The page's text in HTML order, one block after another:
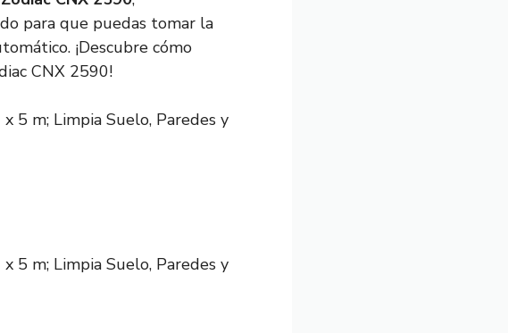
para que puedas tomar la
¡Descubre cómo
CNX 2590!
5 m; Limpia Suelo, Paredes y
5 m; Limpia Suelo, Paredes y